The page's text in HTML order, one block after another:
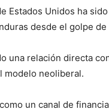
Estados Unidos ha
desde el golpe de
una relación directa
modelo neoliberal.
un canal de